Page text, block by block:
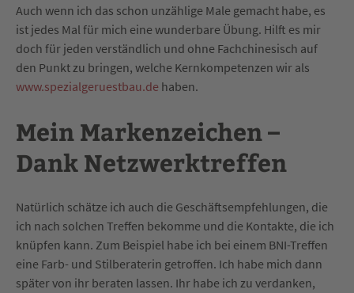
Auch wenn ich das schon unzählige Male gemacht habe, es
ist jedes Mal für mich eine wunderbare Übung. Hilft es mir
doch für jeden verständlich und ohne Fachchinesisch auf
den Punkt zu bringen, welche Kernkompetenzen wir als
www.spezialgeruestbau.de haben.
Mein Markenzeichen –
Dank Netzwerktreffen
Natürlich schätze ich auch die Geschäftsempfehlungen, die
ich nach solchen Treffen bekomme und die Kontakte, die ich
knüpfen kann. Zum Beispiel habe ich bei einem BNI-Treffen
eine Farb- und Stilberaterin getroffen. Ich habe mich dann
später von ihr beraten lassen. Ihr habe ich zu verdanken,